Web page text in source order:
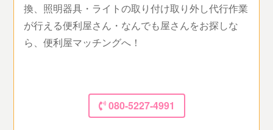
換、照明器具・ライトの取り付け取り外し代行作業
が行える便利屋さん・なんでも屋さんをお探しな
ら、便利屋マッチングへ！
080-5227-4991